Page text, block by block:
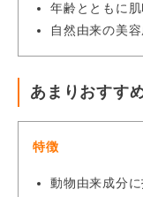
年齢とともに
自然由来の美
あまりおすす
特徴
動物由来成分